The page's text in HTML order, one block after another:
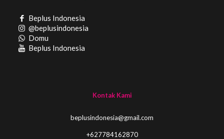
Beplus Indonesia
@beplusindonesia
Domu
Beplus Indonesia
Kontak Kami
beplusindonesia@gmail.com
+627784162870